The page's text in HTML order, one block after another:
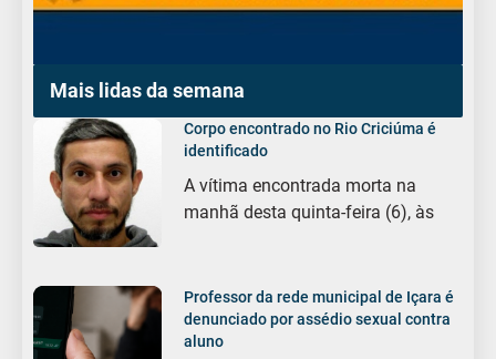
Mais lidas da semana
Corpo encontrado no Rio Criciúma é
identificado
A vítima encontrada morta na
manhã desta quinta-feira (6), às
Professor da rede municipal de Içara é
denunciado por assédio sexual contra
aluno